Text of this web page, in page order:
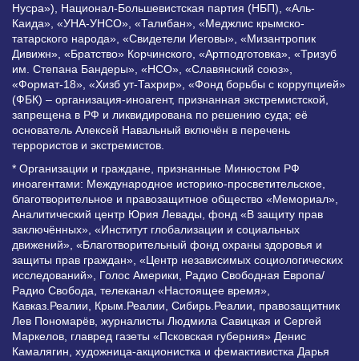
Нусра»), Национал-Большевистская партия (НБП), «Аль-
Каида», «УНА-УНСО», «Талибан», «Меджлис крымско-
татарского народа», «Свидетели Иеговы», «Мизантропик
Дивижн», «Братство» Корчинского, «Артподготовка», «Тризуб
им. Степана Бандеры», «НСО», «Славянский союз»,
«Формат-18», «Хизб ут-Тахрир», «Фонд борьбы с коррупцией»
(ФБК) – организация-иноагент, признанная экстремистской,
запрещена в РФ и ликвидирована по решению суда; её
основатель Алексей Навальный включён в перечень
террористов и экстремистов.
* Организации и граждане, признанные Минюстом РФ
иноагентами: Международное историко-просветительское,
благотворительное и правозащитное общество «Мемориал»,
Аналитический центр Юрия Левады, фонд «В защиту прав
заключённых», «Институт глобализации и социальных
движений», «Благотворительный фонд охраны здоровья и
защиты прав граждан», «Центр независимых социологических
исследований», Голос Америки, Радио Свободная Европа/
Радио Свобода, телеканал «Настоящее время»,
Кавказ.Реалии, Крым.Реалии, Сибирь.Реалии, правозащитник
Лев Пономарёв, журналисты Людмила Савицкая и Сергей
Маркелов, главред газеты «Псковская губерния» Денис
Камалягин, художница-акционистка и фемактивистка Дарья